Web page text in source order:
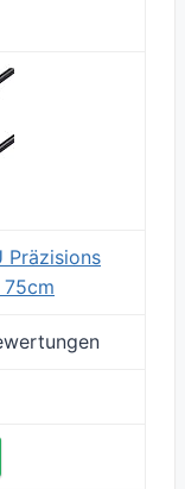
Präzisions